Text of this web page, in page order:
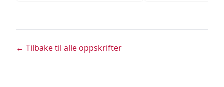
← Tilbake til alle oppskrifter